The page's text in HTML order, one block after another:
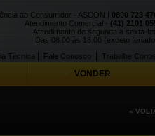
ao Consumidor - ASCON | 0800 723
Atendimento Comercial - (41) 2101
Atendimento de segunda a sexta-
Das 08:00 às 18:00 (exceto
Trabalhe
Fale Conosco
Técnica
VONDER
«